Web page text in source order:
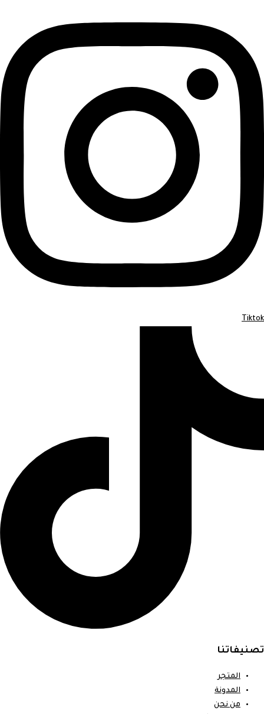
Tiktok
تصنيفاتنا
المتجر
المدونة
من نحن